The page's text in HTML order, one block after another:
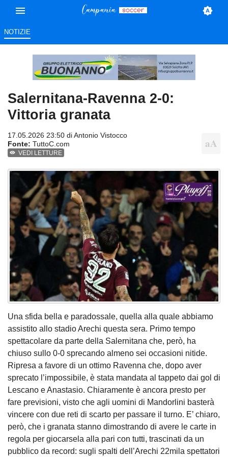
NOTIZIE
Salernitana-Ravenna 2-0:
Vittoria granata
17.05.2026 23:50 diAntonio Vistocco
Fonte: TuttoC.com
VEDI LETTURE
Una sfida bella e paradossale, quella alla quale abbiamo
assistito allo stadio Arechi questa sera. Primo tempo
spettacolare da parte della Salernitana che, però, ha
chiuso sullo 0-0 sprecando almeno sei occasioni nitide.
Ripresa a favore di un ottimo Ravenna che, dopo aver
sprecato l’impossibile, è stata mandata al tappeto dai gol di
Lescano e Anastasio. Chiaramente è ancora presto per
fare previsioni, visto che agli uomini di Mandorlini basterà
vincere con due reti di scarto per passare il turno. E’ chiaro,
però, che i granata stanno dimostrando di avere le carte in
regola per giocarsela alla pari con tutti, trascinati da un
pubblico da record: sugli spalti dell’Arechi 22mila spettatori